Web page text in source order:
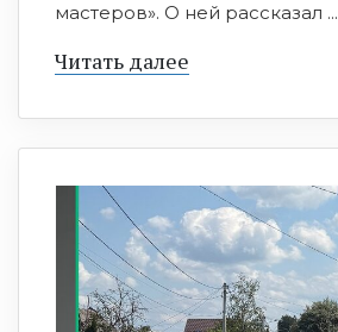
мастеров». О ней рассказал ...
Читать далее